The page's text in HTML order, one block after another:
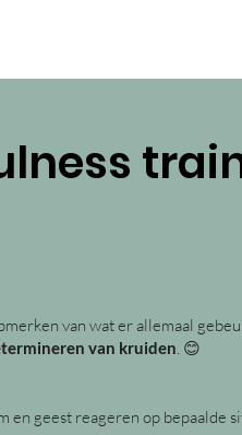
van wat er allemaal
van kruiden. 😊
en geest reageren op bepaalde